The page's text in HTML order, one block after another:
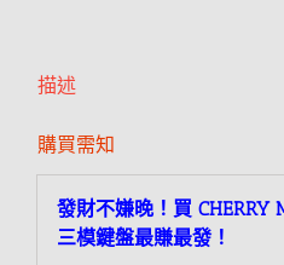
描述
購買需知
發財不嫌晚！買 CHERRY
三模鍵盤最賺最發！